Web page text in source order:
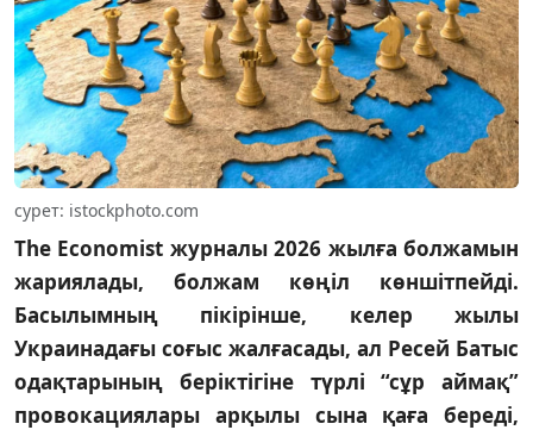
сурет: istockphoto.com
The Economist журналы 2026 жылға болжамын
жариялады, болжам көңіл көншітпейді.
Басылымның пікірінше, келер жылы
Украинадағы соғыс жалғасады, ал Ресей Батыс
одақтарының беріктігіне түрлі “сұр аймақ”
провокациялары арқылы сына қаға береді,